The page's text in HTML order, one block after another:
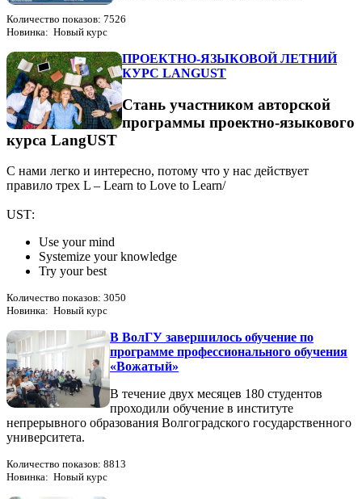
Количество показов: 7526
Новинка: Новый курс
ПРОЕКТНО-ЯЗЫКОВОЙ ЛЕТНИЙ
КУРС LANGUST
Стань участником авторской
программы проектно-языкового
курса LangUST
С нами легко и интересно, потому что у нас действует
правило трех L – Learn to Love to Learn/
USТ:
Use your mind
Systemize your knowledge
Try your best
Количество показов: 3050
Новинка: Новый курс
В ВолГУ завершилось обучение по
программе профессионального обучения
«Вожатый»
В течение двух месяцев 180 студентов
проходили обучение в институте
непрерывного образования Волгоградского государственного
университета.
Количество показов: 8813
Новинка: Новый курс